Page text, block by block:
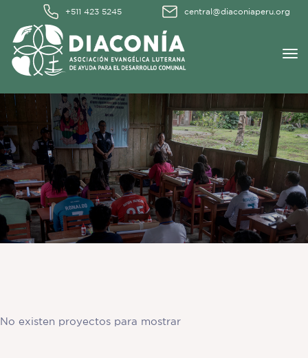
+511 423 5245 central@diaconiaperu.org
No existen proyectos para mostrar